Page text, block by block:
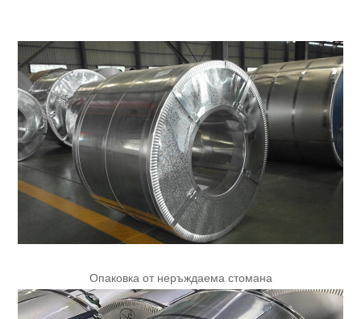
Опаковка от неръждаема стомана